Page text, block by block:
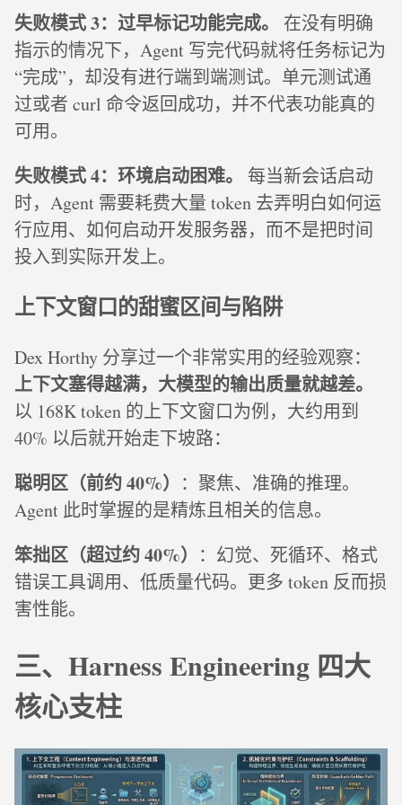
失败模式 3：过早标记功能完成。
在没有明确
指示的情况下，Agent 写完代码就将任务标记为
“完成”，却没有进行端到端测试。单元测试通
过或者 curl 命令返回成功，并不代表功能真的
可用。
失败模式 4：环境启动困难。
每当新会话启动
时，Agent 需要耗费大量 token 去弄明白如何运
行应用、如何启动开发服务器，而不是把时间
投入到实际开发上。
上下文窗口的甜蜜区间与陷阱
Dex Horthy 分享过一个非常实用的经验观察：
上下文塞得越满，大模型的输出质量就越差。
以 168K token 的上下文窗口为例，大约用到
40% 以后就开始走下坡路：
聪明区（前约 40%） ：聚焦、准确的推理。
Agent 此时掌握的是精炼且相关的信息。
笨拙区（超过约 40%） ：幻觉、死循环、格式
错误工具调用、低质量代码。更多 token 反而损
害性能。
三、Harness Engineering 四大
核心支柱